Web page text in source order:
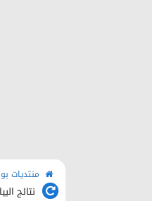
منتديات
نتائج